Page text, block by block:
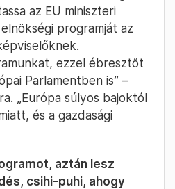
az EU miniszteri
programját az
ezzel ébresztőt
Parlamentben is” –
„Európa súlyos bajoktól
és a gazdasági
aztán lesz
csihi-puhi, ahogy